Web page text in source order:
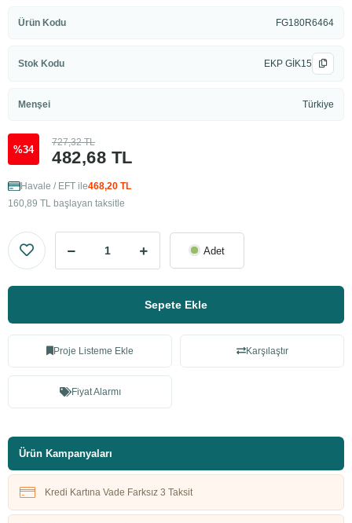
Ürün Kodu FG180R6464
Stok Kodu EKP GİK15
Menşei Türkiye
%34 482,68 TL
727,32 TL
Havale / EFT ile468,20 TL
160,89 TL başlayan taksitle
Adet
Sepete Ekle
Proje Listeme Ekle Karşılaştır
Fiyat Alarmı
Ürün Kampanyaları
Kredi Kartına Vade Farksız 3 Taksit